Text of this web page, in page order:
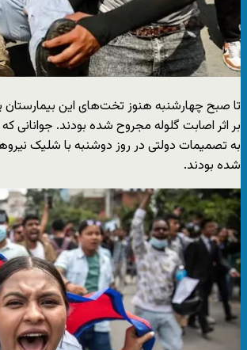
تا صبح چهارشنبه هنوز تخت‌های این بیمارستان
بر اثر اصابت گلوله مجروح شده بودند. جوانانی
به تصمیمات دولتی در روز دوشنبه با شلیک
شده بودند.